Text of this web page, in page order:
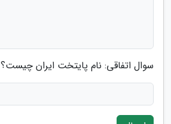
سوال اتفاقی: نام پایتخت ایران چیست؟